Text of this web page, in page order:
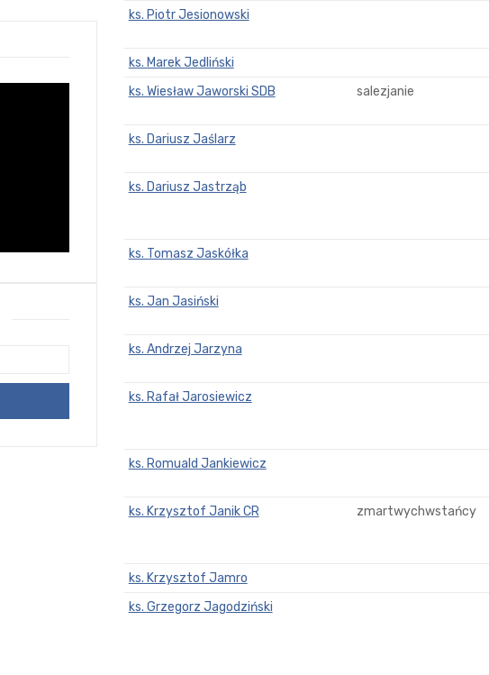
ks. Piotr Jesionowski
ks. Marek Jedliński
ks. Wiesław Jaworski SDB
salezjanie
ks. Dariusz Jaślarz
ks. Dariusz Jastrząb
ks. Tomasz Jaskółka
ks. Jan Jasiński
ks. Andrzej Jarzyna
ks. Rafał Jarosiewicz
ks. Romuald Jankiewicz
ks. Krzysztof Janik CR
zmartwychwstańcy
ks. Krzysztof Jamro
ks. Grzegorz Jagodziński